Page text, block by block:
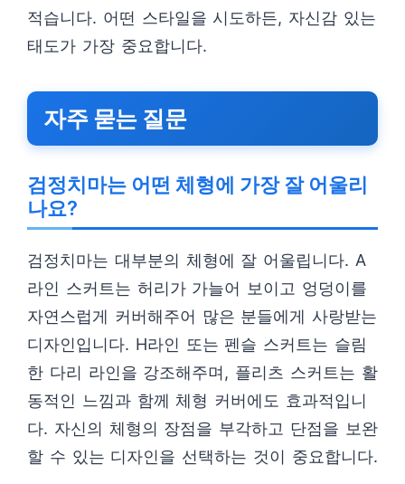
적습니다. 어떤 스타일을 시도하든, 자신감 있는
태도가 가장 중요합니다.
자주 묻는 질문
검정치마는 어떤 체형에 가장 잘 어울리
나요?
검정치마는 대부분의 체형에 잘 어울립니다. A
라인 스커트는 허리가 가늘어 보이고 엉덩이를
자연스럽게 커버해주어 많은 분들에게 사랑받는
디자인입니다. H라인 또는 펜슬 스커트는 슬림
한 다리 라인을 강조해주며, 플리츠 스커트는 활
동적인 느낌과 함께 체형 커버에도 효과적입니
다. 자신의 체형의 장점을 부각하고 단점을 보완
할 수 있는 디자인을 선택하는 것이 중요합니다.